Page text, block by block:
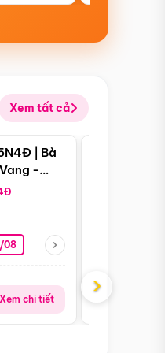
Xem tất cả
09
nổi bật
| Bà
-
08
Xem chi tiết
Giá từ:
›